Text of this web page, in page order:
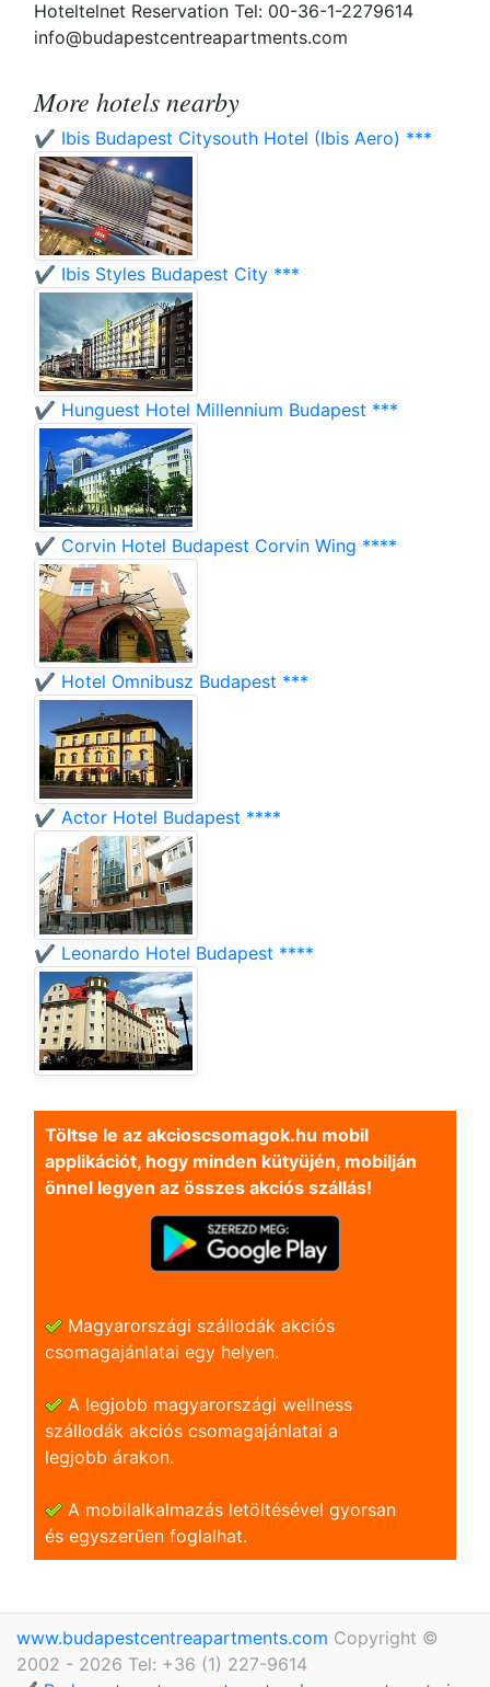
Hoteltelnet Reservation Tel: 00-36-1-2279614
info@budapestcentreapartments.com
More hotels nearby
✔️ Ibis Budapest Citysouth Hotel (Ibis Aero) ***
✔️ Ibis Styles Budapest City ***
✔️ Hunguest Hotel Millennium Budapest ***
✔️ Corvin Hotel Budapest Corvin Wing ****
✔️ Hotel Omnibusz Budapest ***
✔️ Actor Hotel Budapest ****
✔️ Leonardo Hotel Budapest ****
Töltse le az akcioscsomagok.hu mobil
applikációt, hogy minden kütyüjén, mobilján
önnel legyen az összes akciós szállás!
Magyarországi szállodák akciós
csomagajánlatai egy helyen.
A legjobb magyarországi wellness
szállodák akciós csomagajánlatai a
legjobb árakon.
A mobilalkalmazás letöltésével gyorsan
és egyszerũen foglalhat.
www.budapestcentreapartments.com Copyright ©
2002 - 2026 Tel: +36 (1) 227-9614